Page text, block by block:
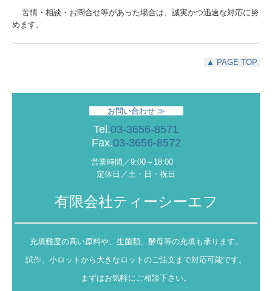
苦情・相談・お問合せ等があった場合は、誠実かつ迅速な対応に努
めます。
▲ PAGE TOP
お問い合わせ ≫
Tel.03-3656-8571
Fax.03-3656-8572
営業時間／9:00～18:00
定休日／土・日・祝日
有限会社ティーシーエフ
充填難度の高い原料や、生菌類、酵母等の充填も承ります。
試作、小ロットから大きなロットのご注文まで対応可能です。
まずはお気軽にご相談下さい。